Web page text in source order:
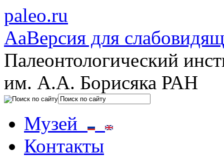
paleo.ru
AaВерсия для
Палеонтологический
им. А.А. Борисяка РАН
Музей
Контакты